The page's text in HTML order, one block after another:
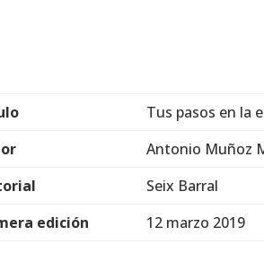
Tus pasos en la
Antonio Muñoz
Seix Barral
edición
12 marzo 2019